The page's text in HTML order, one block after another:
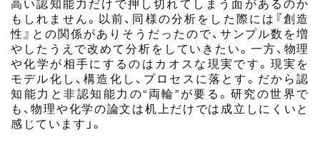
高い認知能力だけで押し切れてしまう面があるのか
もしれません。以前、同様の分析をした際には『創造
性』との関係がありそうだったので、サンプル数を増
やしたうえで改めて分析をしていきたい。一方、物理
や化学が相手にするのはカオスな現実です。現実を
モデル化し、構造化し、プロセスに落とす。だから認
知能力と非認知能力の“両輪”が要る。研究の世界で
も、物理や化学の論文は机上だけでは成立しにくいと
感じています」。